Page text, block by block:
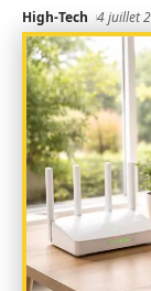
High-Tech 4 juillet